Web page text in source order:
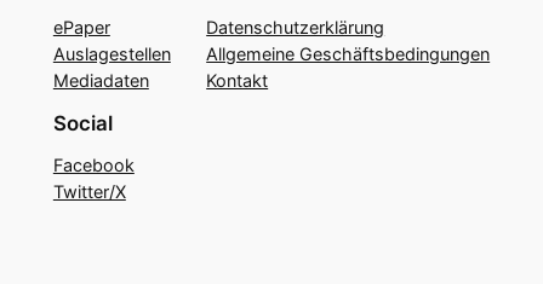
ePaper
Auslagestellen
Mediadaten
Datenschutzerklärung
Allgemeine Geschäftsbedingungen
Kontakt
Social
Facebook
Twitter/X